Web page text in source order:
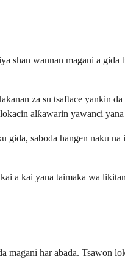
wannan magani a gida
za su tsaftace yankin
alƙawarin yawanci
saboda hangen naku
a kai yana taimaka wa
har abada. Tsawon